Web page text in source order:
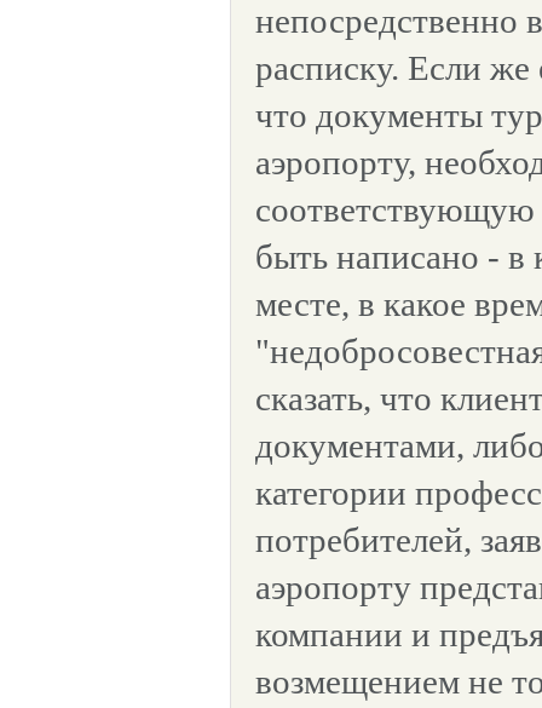
непосредственно
расписку. Если же
что документы
аэропорту,
соответствующую
быть написано - в
месте, в какое
сказать, что
документами,
категории
потребителей,
аэропорту
компании и
возмещением не